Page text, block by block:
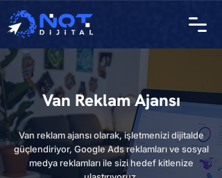
Van Reklam Ajansı
Van reklam ajansı olarak, işletmenizi dijitalde
güçlendiriyor, Google Ads reklamları ve sosyal
medya reklamları ile sizi hedef kitlenize